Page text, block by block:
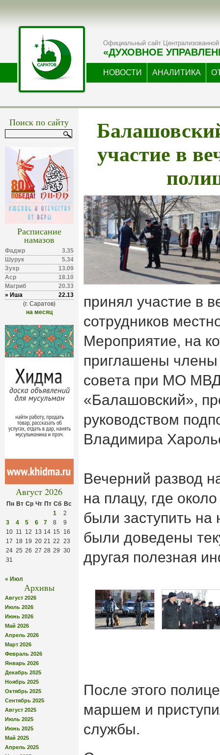
Официальный сайт Централизованной
«ДУХОВНОЕ
НОВОСТИ АНАЛИТИКА
Поиск по сайту
Расписание
намазов
Фаджр
3.35
Шурук
5.34
Зухр
13.09
Аср
18.10
Магриб
20.33
» Иша
22.13
(г. Саратов)
на месяц
Август 2026
Пн Вт Ср Чт Пт Сб Вс
1
2
3
4 5 6 7 8
9
10 11 12 13 14 15
16
17 18 19 20 21 22 23
24 25 26 27 28 29 30
31
« Июл
Архивы
Август 2026
Июль 2026
Июнь 2026
Май 2026
Апрель 2026
Март 2026
Февраль 2026
Январь 2026
Декабрь 2025
Ноябрь 2025
Октябрь 2025
Сентябрь 2025
Август 2025
Июль 2025
Июнь 2025
Май 2025
Апрель 2025
участие в
принял участие в
сотрудников
Мероприятие, на
приглашены
совета при МО
«Балашовский»,
руководством
Владимира
Вечерний развод
на плацу, где
были заступить
были доведены
другая полезная
После этого
маршем и
службы.